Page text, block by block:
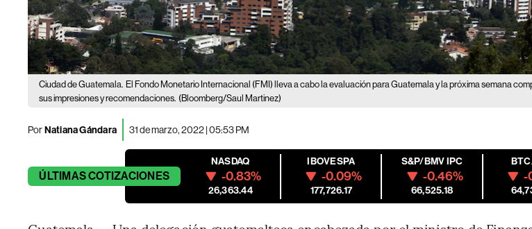
Ciudad de Guatemala. El Fondo Monetario Internacional (FMI) lleva a cabo la evaluación para Guatemala y la próxima semana
sus impresiones y recomendaciones. (Bloomberg/Saul Martinez)
PorNatiana Gándara 31 de marzo, 2022 | 05:53 PM
ÚLTIMASCOTIZACIONES
NASDAQ
-0.83%
26,363.44
IBOVESPA
-0.09%
177,726.17
S&P/BMV IPC
-0.46%
66,525.18
-